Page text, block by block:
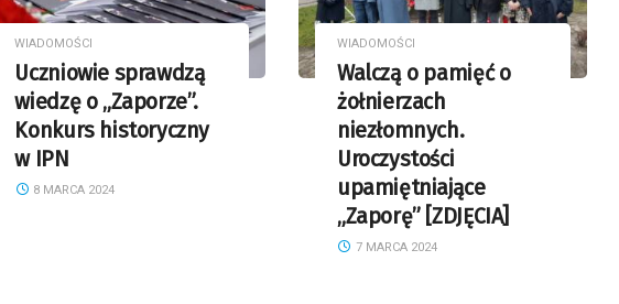
WIADOMOŚCI
Uczniowie sprawdzą
wiedzę o „Zaporze”.
Konkurs historyczny
w IPN
8 MARCA 2024
WIADOMOŚCI
Walczą o pamięć o
żołnierzach
niezłomnych.
Uroczystości
upamiętniające
„Zaporę” [ZDJĘCIA]
7 MARCA 2024